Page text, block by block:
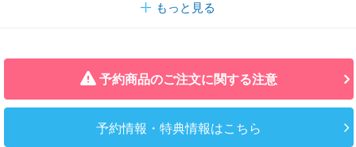
もっと見る
予約商品のご注文に関する注意
予約情報・特典情報はこちら